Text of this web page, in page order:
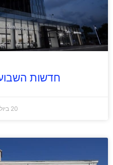
חדשות
20 ביולי 2015